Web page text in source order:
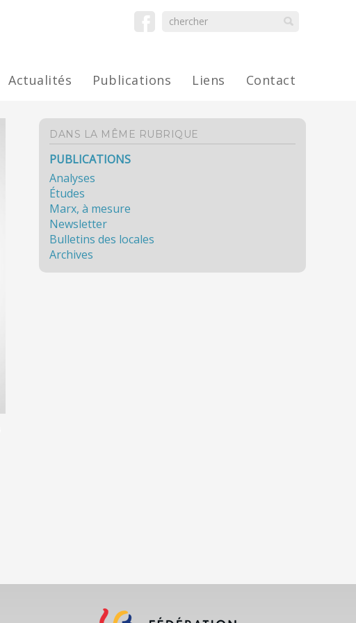
Actualités Publications Liens Contact
DANS LA MÊME RUBRIQUE
PUBLICATIONS
Analyses
Études
Marx, à mesure
Newsletter
Bulletins des locales
Archives